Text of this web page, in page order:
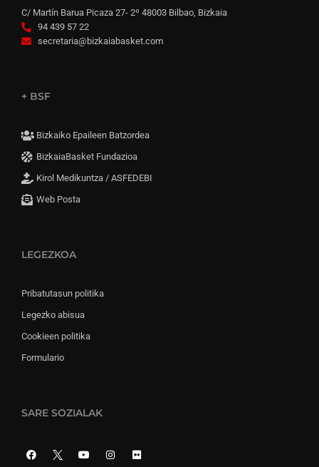
C/ Martín Barua Picaza 27- 2º 48003 Bilbao, Bizkaia
94 439 57 22
secretaria@bizkaiabasket.com
+ BSF
Bizkaiko Epaileen Batzordea
BizkaiaBasket Fundazioa
Kirol Medikuntza / ASFEDEBI
Web Posta
LEGEZKOA
Pribatutasun politika
Legezko abisua
Cookieen politika
Formulario
SARE SOZIALAK